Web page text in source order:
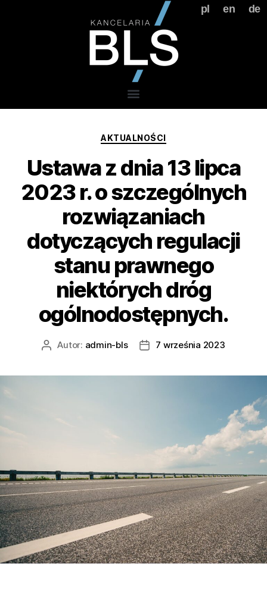
pl en de
AKTUALNOŚCI
Ustawa z dnia 13 lipca
2023 r. o szczególnych
rozwiązaniach
dotyczących regulacji
stanu prawnego
niektórych dróg
ogólnodostępnych.
Autor: admin-bls 7 września 2023